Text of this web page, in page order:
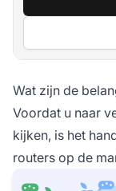
Wat zijn de
Voordat u naar
kijken, is het
routers op de